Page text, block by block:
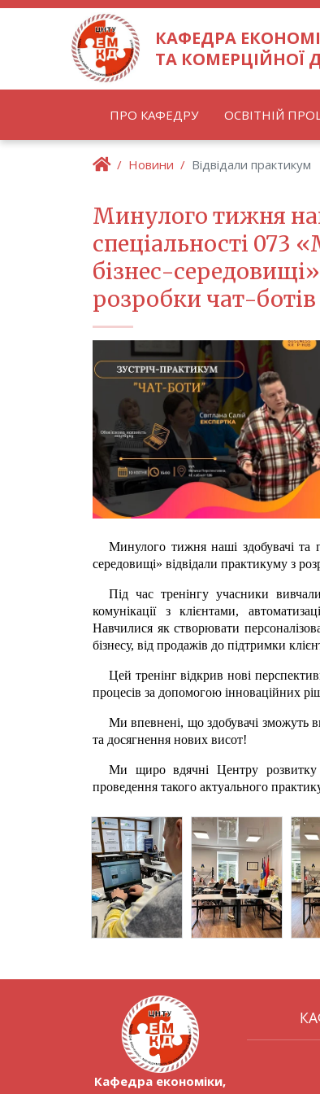
КАФЕДРА
ТА КОМЕРЦІЙНОЇ
ПРО КАФЕДРУ ОСВІТНІЙ
Новини Відвідали практикум
Минулого тижня
спеціальності 073
бізнес-
розробки чат-
Минулого тижня наші здобувачі та
середовищі» відвідали практикуму з
Під час тренінгу учасники
комунікації з клієнтами,
Навчилися як створювати
бізнесу, від продажів до підтримки
Цей тренінг відкрив нові
процесів за допомогою інноваційних
Ми впевнені, що здобувачі зможуть
та досягнення нових висот!
Ми щиро вдячні Центру розвитку
проведення такого актуального
Кафедра економіки,